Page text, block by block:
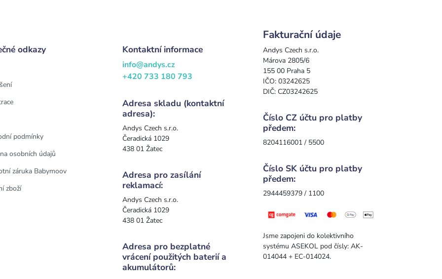
odkazy
podmínky
osobních údajů
záruka Babymoov
zboží
Kontaktní informace
info@andys.cz
+420 733 180 793
Adresa skladu (kontaktní
adresa):
Andys Czech s.r.o.
Čeradická 1029
438 01 Žatec
Adresa pro zasílání
reklamací:
Andys Czech s.r.o.
Čeradická 1029
438 01 Žatec
Adresa pro bezplatné
vrácení použitých baterií a
akumulátorů:
Fakturační údaje
Andys Czech s.r.o.
Márova 2805/6
155 00 Praha 5
IČO: 03242625
DIČ: CZ03242625
Číslo CZ účtu pro platby
předem:
8204116001 / 5500
Číslo SK účtu pro platby
předem:
2944459379 / 1100
Jsme zapojeni do kolektivního
systému ASEKOL pod čísly: AK-
014044 + EC-014024.